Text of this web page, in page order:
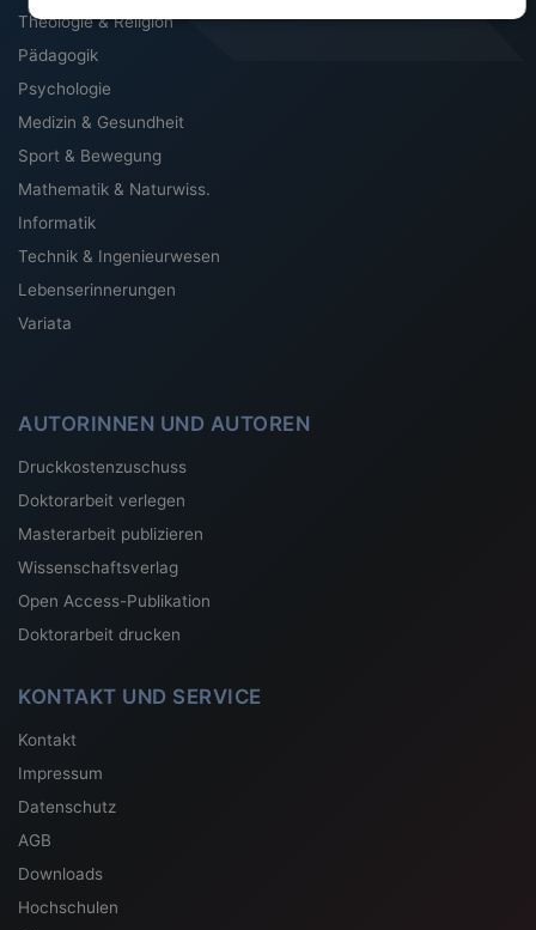
Theologie & Religion
Pädagogik
Psychologie
Medizin & Gesundheit
Sport & Bewegung
Mathematik & Naturwiss.
Informatik
Technik & Ingenieurwesen
Lebenserinnerungen
Variata
AUTORINNEN UND AUTOREN
Druckkostenzuschuss
Doktorarbeit verlegen
Masterarbeit publizieren
Wissenschaftsverlag
Open Access-Publikation
Doktorarbeit drucken
KONTAKT UND SERVICE
Kontakt
Impressum
Datenschutz
AGB
Downloads
Hochschulen